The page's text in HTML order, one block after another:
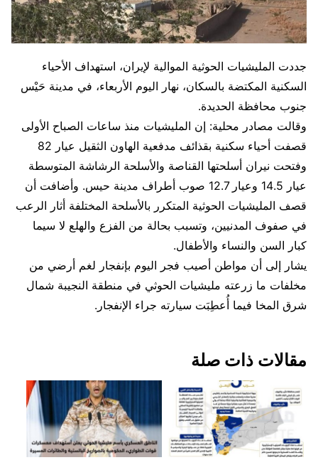
جددت المليشيات الحوثية الموالية لإيران، استهداف الأحياء
السكنية المكتضة بالسكان، نهار اليوم الأربعاء، في مدينة حَيْس
جنوب محافظة الحديدة.
وقالت مصادر محلية: إن المليشيات منذ ساعات الصباح الأولى
قصفت أحياء سكنية بقذائف مدفعية الهاون الثقيل عيار 82
وفتحت نيران أسلحتها القناصة والأسلحة الرشاشة المتوسطة
عيار 14.5 وعيار 12.7 صوب أطراف مدينة حيس. وأضافت أن
قصف المليشيات الحوثية المتكرر بالأسلحة المختلفة أثار الرعب
في صفوف المدنيين، وتسبب بحالة من الفزع والهلع لا سيما
كبار السن والنساء والأطفال.
يشار إلى أن مواطن أصيب فجر اليوم بإنفجار لغم أرضي من
مخلفات ما زرعته مليشيات الحوثي في منطقة النجيبة شمال
شرق المخا فيما أُعطِبَت سيارته جراء الإنفجار.
مقالات ذات صلة